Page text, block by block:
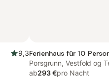
9,3Ferienhaus für 10
Porsgrunn, Vestfold og
ab293 €pro Nacht